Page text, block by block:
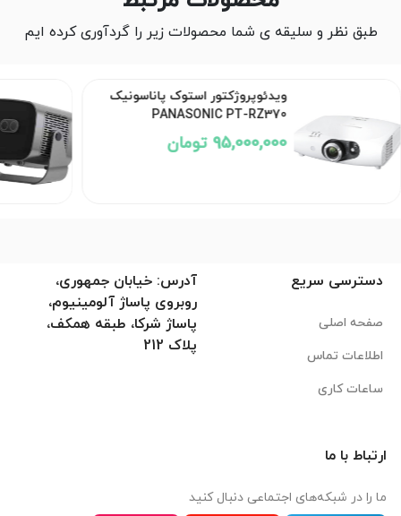
طبق نظر و سلیقه ی شما محصولات زیر را گردآوری کرده ایم
ویدئوپروژکتور استوک پاناسونیک
PANASONIC PT-RZ370
95,000,000 تومان
دسترسی سریع
صفحه اصلی
اطلاعات تماس
ساعات کاری
آدرس: خیابان جمهوری،
روبروی پاساژ آلومینیوم،
پاساژ شرکا، طبقه همکف،
پلاک 212
ارتباط با ما
ما را در شبکه‌های اجتماعی دنبال کنید